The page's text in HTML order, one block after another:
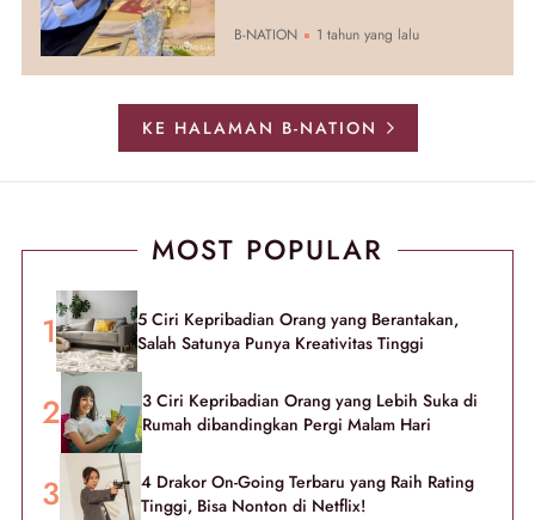
B-NATION 1 tahun yang lalu
KE HALAMAN B-NATION
MOST POPULAR
5 Ciri Kepribadian Orang yang Berantakan,
Salah Satunya Punya Kreativitas Tinggi
3 Ciri Kepribadian Orang yang Lebih Suka di
Rumah dibandingkan Pergi Malam Hari
4 Drakor On-Going Terbaru yang Raih Rating
Tinggi, Bisa Nonton di Netflix!